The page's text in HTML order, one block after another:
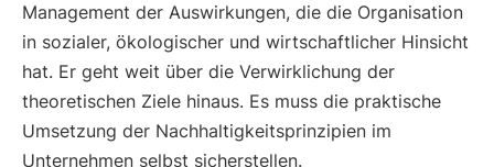
Management der Auswirkungen, die die Organisation
in sozialer, ökologischer und wirtschaftlicher Hinsicht
hat. Er geht weit über die Verwirklichung der
theoretischen Ziele hinaus. Es muss die praktische
Umsetzung der Nachhaltigkeitsprinzipien im
Unternehmen selbst sicherstellen.